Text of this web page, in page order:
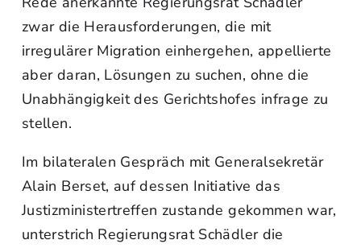
zwar die Herausforderungen, die mit
irregulärer Migration einhergehen, appellierte
aber daran, Lösungen zu suchen, ohne die
Unabhängigkeit des Gerichtshofes infrage zu
stellen.
Im bilateralen Gespräch mit Generalsekretär
Alain Berset, auf dessen Initiative das
Justizministertreffen zustande gekommen war,
unterstrich Regierungsrat Schädler die